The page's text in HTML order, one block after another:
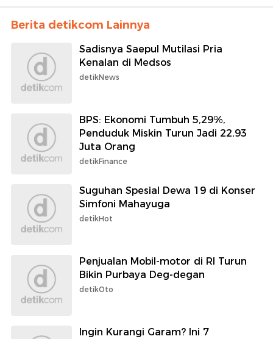
Berita detikcom Lainnya
Sadisnya Saepul Mutilasi Pria
Kenalan di Medsos
detikNews
BPS: Ekonomi Tumbuh 5,29%,
Penduduk Miskin Turun Jadi 22,93
Juta Orang
detikFinance
Suguhan Spesial Dewa 19 di Konser
Simfoni Mahayuga
detikHot
Penjualan Mobil-motor di RI Turun
Bikin Purbaya Deg-degan
detikOto
Ingin Kurangi Garam? Ini 7